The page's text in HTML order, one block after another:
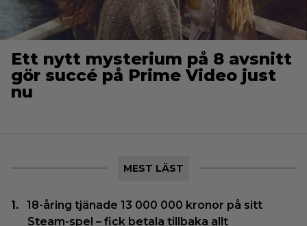
Ett nytt mysterium på 8 avsnitt
gör succé på Prime Video just
nu
MEST LÄST
18-åring tjänade 13 000 000 kronor på sitt
Steam-spel – fick betala tillbaka allt